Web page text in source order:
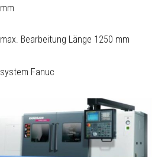
mm
max. Bearbeitung Länge 1250 mm
system Fanuc